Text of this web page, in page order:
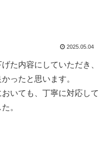
2025.05.04
た内容にしていただき、
ったと思います。
いても、丁寧に対応して
。